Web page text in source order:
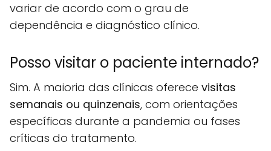
variar de acordo com o grau de
dependência e diagnóstico clínico.
Posso visitar o paciente internado?
Sim. A maioria das clínicas oferece visitas
semanais ou quinzenais, com orientações
específicas durante a pandemia ou fases
críticas do tratamento.